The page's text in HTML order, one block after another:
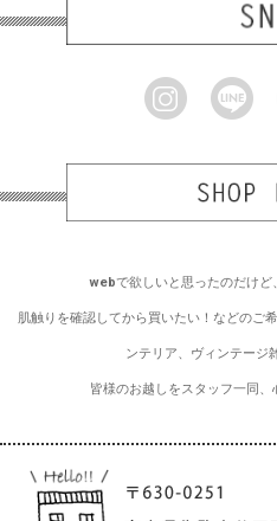
webで欲しいと思ったのだけど
肌触りを確認してから買いたい！などのご
ンテリア、ヴィンテージ
皆様のお越しをスタッフ一同、